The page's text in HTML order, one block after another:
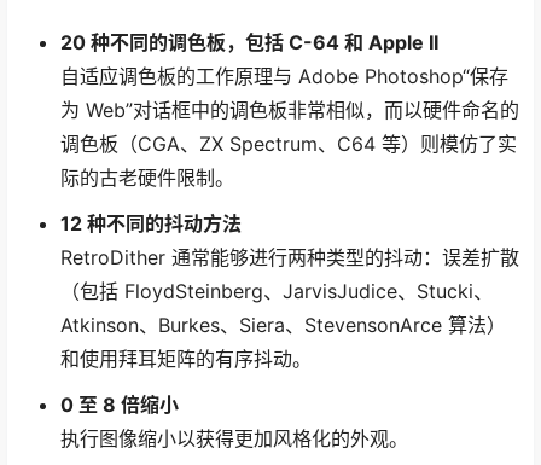
20 种不同的调色板，包括 C-64 和 Apple II
自适应调色板的工作原理与 Adob​​e Photoshop“保存
为 Web”对话框中的调色板非常相似，而以硬件命名的
调色板（CGA、ZX Spectrum、C64 等）则模仿了实
际的古老硬件限制。
12 种不同的抖动方法
RetroDither 通常能够进行两种类型的抖动：误差扩散
（包括 FloydSteinberg、JarvisJudice、Stucki、
Atkinson、Burkes、Siera、StevensonArce 算法）
和使用拜耳矩阵的有序抖动。
0 至 8 倍缩小
执行图像缩小以获得更加风格化的外观。